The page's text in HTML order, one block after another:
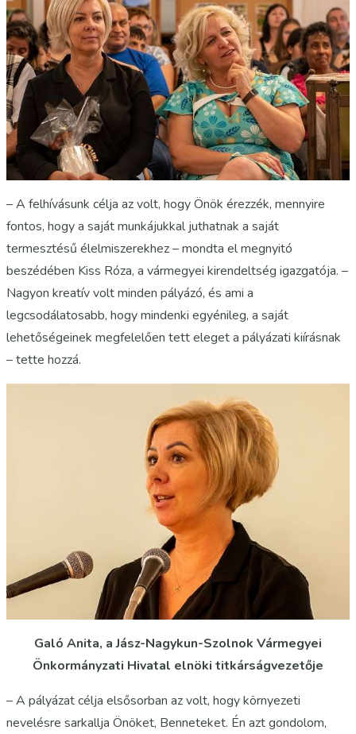
– A felhívásunk célja az volt, hogy Önök érezzék, mennyire
fontos, hogy a saját munkájukkal juthatnak a saját
termesztésű élelmiszerekhez – mondta el megnyitó
beszédében Kiss Róza, a vármegyei kirendeltség igazgatója. –
Nagyon kreatív volt minden pályázó, és ami a
legcsodálatosabb, hogy mindenki egyénileg, a saját
lehetőségeinek megfelelően tett eleget a pályázati kiírásnak
– tette hozzá.
Galó Anita, a Jász-Nagykun-Szolnok Vármegyei
Önkormányzati Hivatal elnöki titkárságvezetője
– A pályázat célja elsősorban az volt, hogy környezeti
nevelésre sarkallja Önöket, Benneteket. Én azt gondolom,